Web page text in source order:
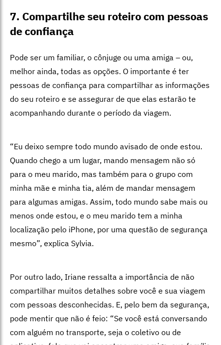
7. Compartilhe seu roteiro com pessoas
de confiança
Pode ser um familiar, o cônjuge ou uma amiga – ou,
melhor ainda, todas as opções. O importante é ter
pessoas de confiança para compartilhar as informações
do seu roteiro e se assegurar de que elas estarão te
acompanhando durante o período da viagem.
“Eu deixo sempre todo mundo avisado de onde estou.
Quando chego a um lugar, mando mensagem não só
para o meu marido, mas também para o grupo com
minha mãe e minha tia, além de mandar mensagem
para algumas amigas. Assim, todo mundo sabe mais ou
menos onde estou, e o meu marido tem a minha
localização pelo iPhone, por uma questão de segurança
mesmo”, explica Sylvia.
Por outro lado, Iriane ressalta a importância de não
compartilhar muitos detalhes sobre você e sua viagem
com pessoas desconhecidas. E, pelo bem da segurança,
pode mentir que não é feio: “Se você está conversando
com alguém no transporte, seja o coletivo ou de